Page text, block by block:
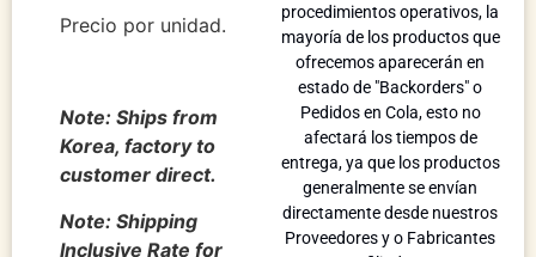
Precio por unidad.
Note: Ships from
Korea, factory to
customer direct.
Note: Shipping
Inclusive Rate for
procedimientos operativos, la
mayoría de los productos que
ofrecemos aparecerán en
estado de "Backorders" o
Pedidos en Cola, esto no
afectará los tiempos de
entrega, ya que los productos
generalmente se envían
directamente desde nuestros
Proveedores y o Fabricantes